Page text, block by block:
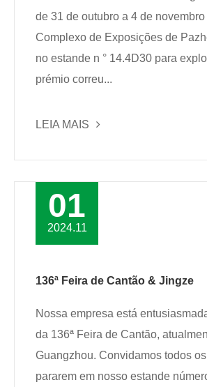
de 31 de outubro a 4 de
Complexo de Exposições de
no estande n ° 14.4D30 para
prémio correu...
LEIA MAIS
01
2024.11
136ª Feira de Cantão & Jingze
Nossa empresa está
da 136ª Feira de Cantão,
Guangzhou. Convidamos todos
pararem em nosso estande